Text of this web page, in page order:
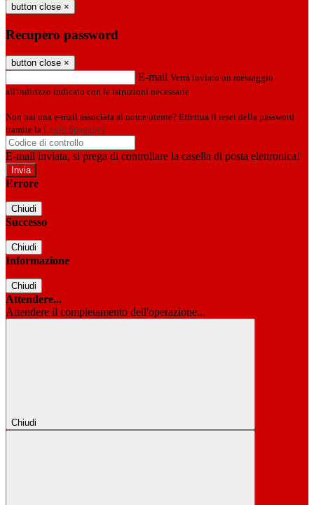
button close ×
Recupero password
button close ×
E-mail Verrà inviato un messaggio
all'indirizzo indicato con le istruzioni necessarie.
Non hai una e-mail associata al nome utente? Effettua il reset della password
tramite la Login Spaggiari
E-mail inviata, si prega di controllare la casella di posta elettronica!
Errore
Chiudi
Successo
Chiudi
Informazione
Chiudi
Attendere...
Attendere il completamento dell'operazione...
Chiudi